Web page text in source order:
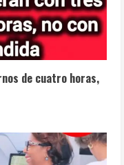
de cuatro horas,